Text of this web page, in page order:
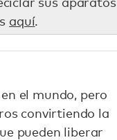
aquí.
el mundo, pero
convirtiendo la
pueden liberar